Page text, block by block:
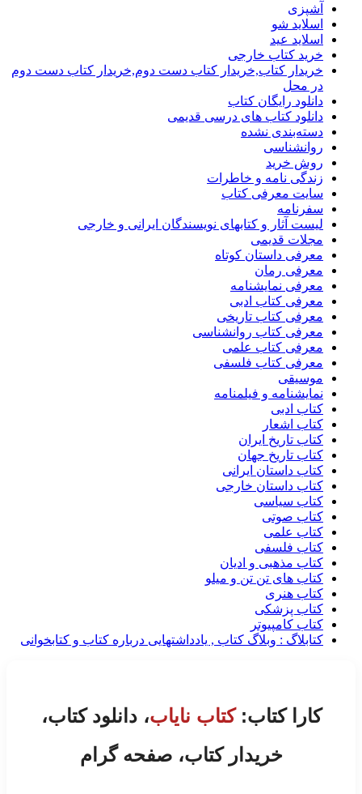
آشپزی
اسلاید شو
اسلاید عید
خرید کتاب خارجی
خریدار کتاب,خریدار کتاب دست دوم,خریدار کتاب دست دوم
در محل
دانلود رایگان کتاب
دانلود کتاب های درسی قدیمی
دسته‌بندی نشده
روانشناسی
روش خرید
زندگی نامه و خاطرات
سایت معرفی کتاب
سفرنامه
لیست آثار و کتابهای نویسندگان ایرانی و خارجی
مجلات قدیمی
معرفی داستان کوتاه
معرفی رمان
معرفی نمایشنامه
معرفی کتاب ادبی
معرفی کتاب تاریخی
معرفی کتاب روانشناسی
معرفی کتاب علمی
معرفی کتاب فلسفی
موسیقی
نمایشنامه و فیلمنامه
کتاب ادبی
کتاب اشعار
کتاب تاریخ ایران
کتاب تاریخ جهان
کتاب داستان ایرانی
کتاب داستان خارجی
کتاب سیاسی
کتاب صوتی
کتاب علمی
کتاب فلسفی
کتاب مذهبی و ادیان
کتاب های تن تن و میلو
کتاب هنری
کتاب پزشکی
کتاب کامپیوتر
کتابلاگ : وبلاگ کتاب , یادداشتهایی درباره کتاب و کتابخوانی
کارا کتاب:کتاب نایاب، دانلود کتاب،
خریدار کتاب، صفحه گرام